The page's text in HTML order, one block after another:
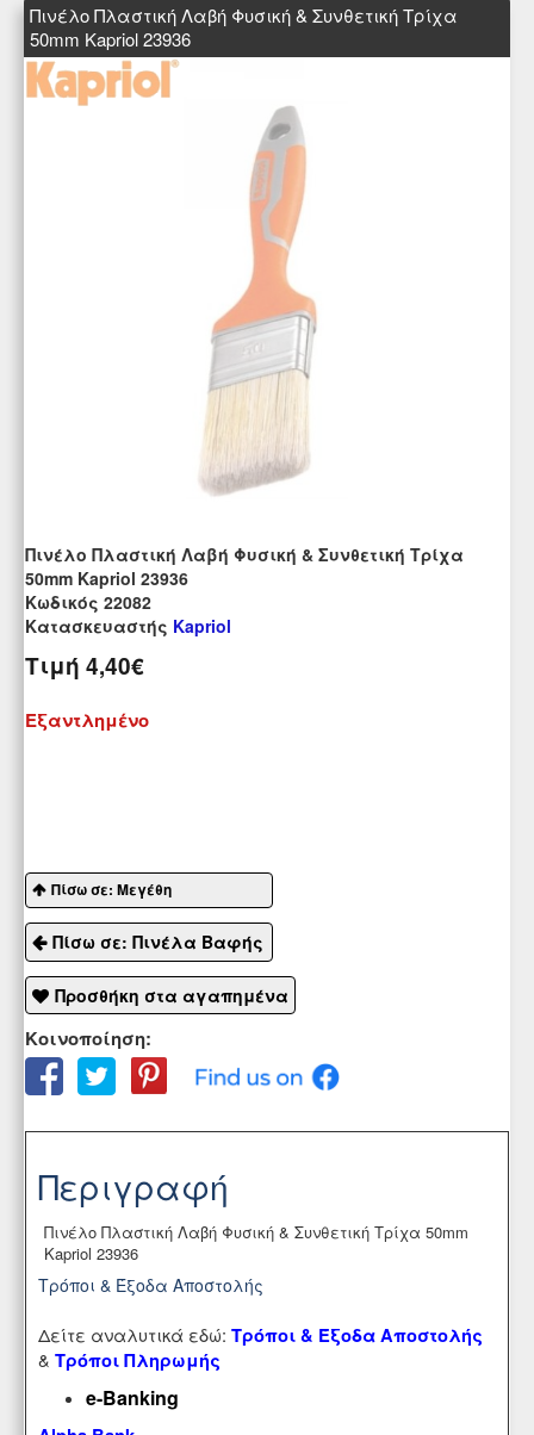
Πινέλο Πλαστική Λαβή Φυσική & Συνθετική Τρίχα
50mm Kapriol 23936
Πινέλο Πλαστική Λαβή Φυσική & Συνθετική Τρίχα
50mm Kapriol 23936
Kωδικός 22082
Κατασκευαστής Kapriol
Τιμή 4,40€
Εξαντλημένο
Πίσω σε: Μεγέθη
Πίσω σε: Πινέλα Βαφής
Προσθήκη στα αγαπημένα
Κοινοποίηση:
Περιγραφή
Πινέλο Πλαστική Λαβή Φυσική & Συνθετική Τρίχα 50mm
Kapriol 23936
Τρόποι & Έξοδα Αποστολής
Δείτε αναλυτικά εδώ: Τρόποι & Έξοδα Αποστολής
& Τρόποι Πληρωμής
e-Banking